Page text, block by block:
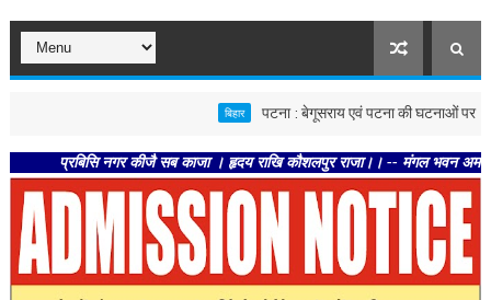
पटना : बेगूसराय एवं पटना की घटनाओं पर स्वास्थ्य
प्रबिसि नगर कीजै सब काजा । हृदय राखि कौशलपुर राजा।। -- मंगल भवन अमंगल